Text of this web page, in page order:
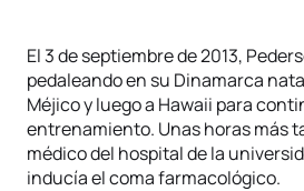
El 3 de septiembre de 2013,
pedaleando en su Dinamarca
Méjico y luego a Hawaii para
entrenamiento. Unas horas más
médico del hospital de la
inducía el coma farmacológico.